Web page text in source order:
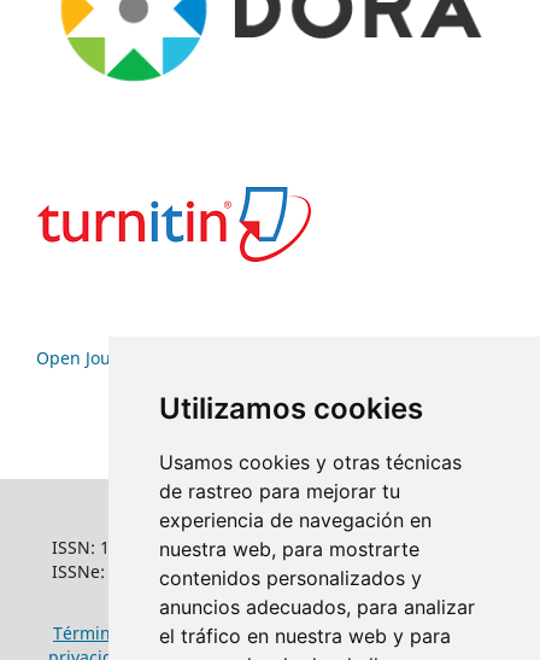
Utilizamos cookies
Usamos cookies y otras técnicas
de rastreo para mejorar tu
experiencia de navegación en
nuestra web, para mostrarte
contenidos personalizados y
anuncios adecuados, para analizar
el tráfico en nuestra web y para
Open Journal Systems
ISSN: 1022-6508
ISSNe: 1681-5653
Términos y condiciones de uso|Política de